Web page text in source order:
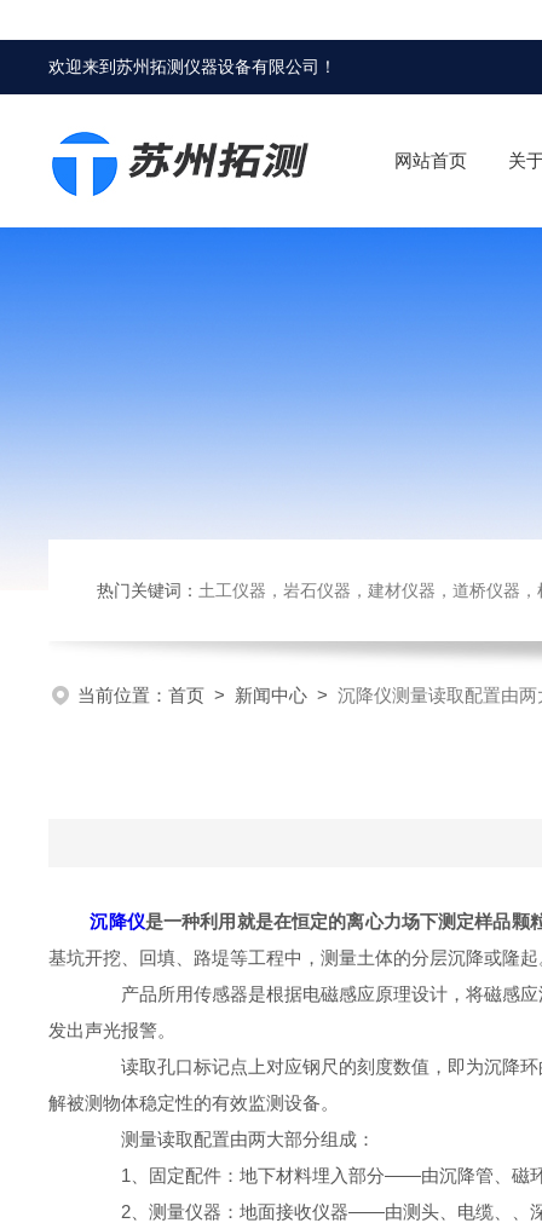
欢迎来到苏州拓测仪器设备有限公司 ！
网站首页 关
热门关键词： 土工仪器，岩石仪器，建材仪器，道桥仪器，检测
当前位置： 首页 > 新闻中心 > 沉降仪测量读取配置由
沉降仪是一种利用就是在恒定的离心力场下测定样品颗
基坑开挖、回填、路堤等工程中，测量土体的分层沉降或隆
产品所用传感器是根据电磁感应原理设计，将磁感应
发出声光报警。
读取孔口标记点上对应钢尺的刻度数值，即为沉降环
解被测物体稳定性的有效监测设备。
测量读取配置由两大部分组成：
1、固定配件：地下材料埋入部分——由沉降管、磁
2、测量仪器：地面接收仪器——由测头、电缆、、深